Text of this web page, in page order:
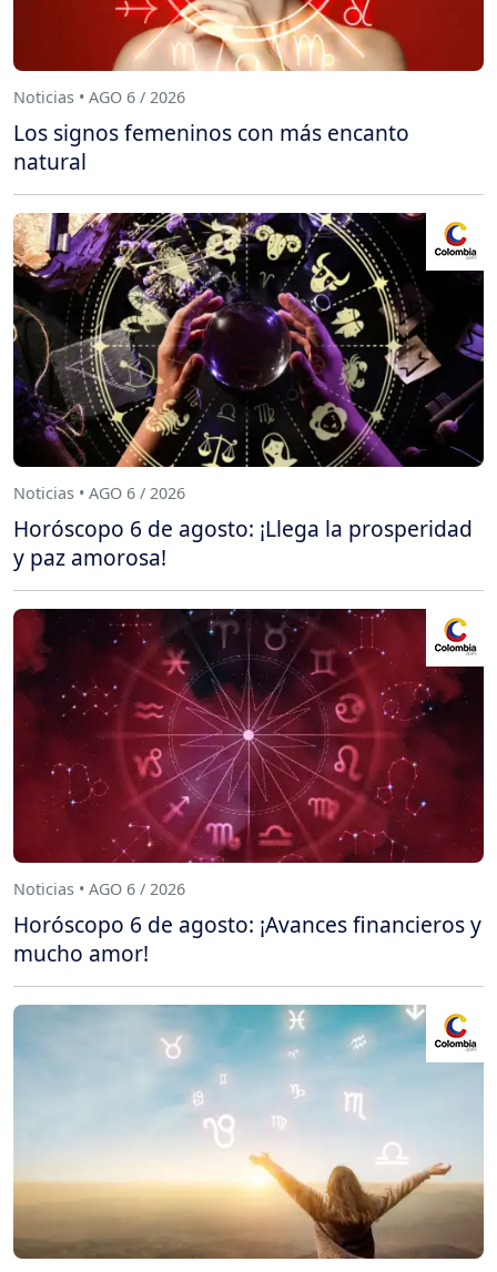
Noticias • AGO 6 / 2026
Los signos femeninos con más encanto
natural
Noticias • AGO 6 / 2026
Horóscopo 6 de agosto: ¡Llega la prosperidad
y paz amorosa!
Noticias • AGO 6 / 2026
Horóscopo 6 de agosto: ¡Avances financieros y
mucho amor!